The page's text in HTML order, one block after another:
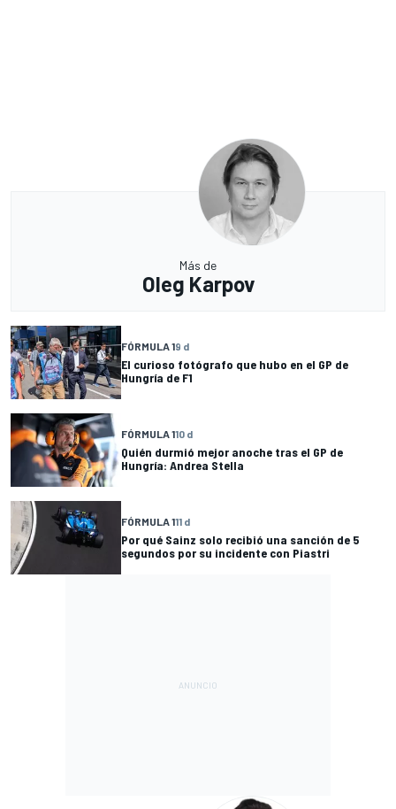
Más de
Oleg Karpov
FÓRMULA 19 d
El curioso fotógrafo que hubo en el GP de
Hungría de F1
FÓRMULA 110 d
Quién durmió mejor anoche tras el GP de
Hungría: Andrea Stella
FÓRMULA 111 d
Por qué Sainz solo recibió una sanción de 5
segundos por su incidente con Piastri